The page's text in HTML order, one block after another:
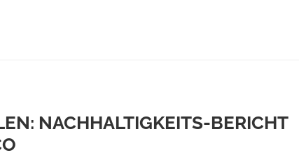
NACHHALTIGKEITS-BERICHT